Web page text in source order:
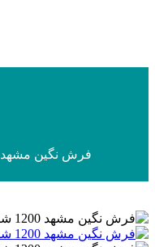
فرش نگین مشهد 1200 شانه طرح 1244/1 نقره ای